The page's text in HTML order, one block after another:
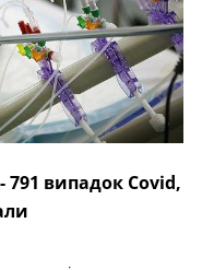
791 випадок Covid,